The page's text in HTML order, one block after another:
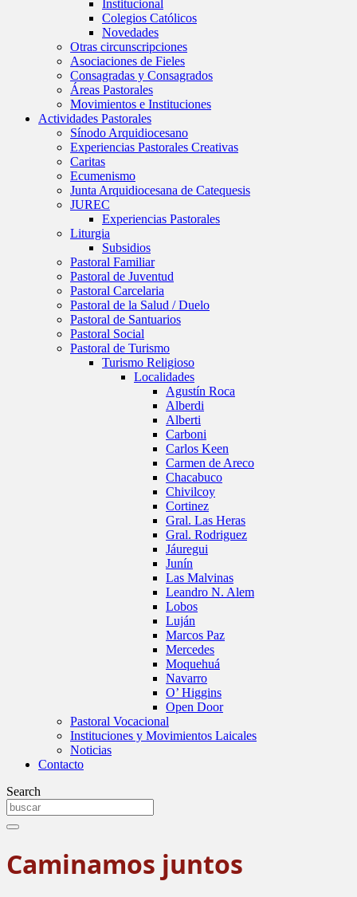
Institucional
Colegios Católicos
Novedades
Otras circunscripciones
Asociaciones de Fieles
Consagradas y Consagrados
Áreas Pastorales
Movimientos e Instituciones
Actividades Pastorales
Sínodo Arquidiocesano
Experiencias Pastorales Creativas
Caritas
Ecumenismo
Junta Arquidiocesana de Catequesis
JUREC
Experiencias Pastorales
Liturgia
Subsidios
Pastoral Familiar
Pastoral de Juventud
Pastoral Carcelaria
Pastoral de la Salud / Duelo
Pastoral de Santuarios
Pastoral Social
Pastoral de Turismo
Turismo Religioso
Localidades
Agustín Roca
Alberdi
Alberti
Carboni
Carlos Keen
Carmen de Areco
Chacabuco
Chivilcoy
Cortinez
Gral. Las Heras
Gral. Rodriguez
Jáuregui
Junín
Las Malvinas
Leandro N. Alem
Lobos
Luján
Marcos Paz
Mercedes
Moquehuá
Navarro
O’ Higgins
Open Door
Pastoral Vocacional
Instituciones y Movimientos Laicales
Noticias
Contacto
Search
Caminamos juntos